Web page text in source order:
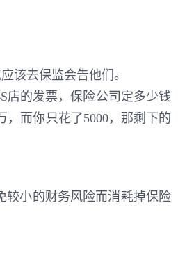
该去保监会告他们。
店的发票，保险公司定多少钱
而你只花了5000，那剩下的
较小的财务风险而消耗掉保险